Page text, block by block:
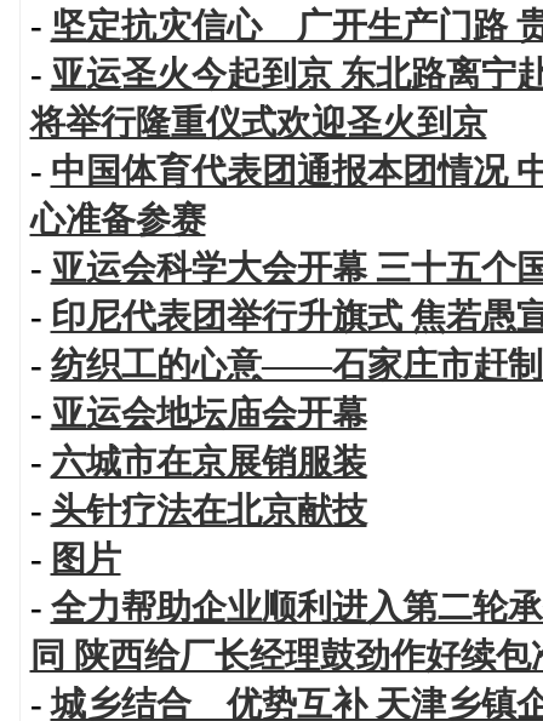
- 坚定抗灾信心 广开生产门路
- 亚运圣火今起到京 东北路离
将举行隆重仪式欢迎圣火到京
- 中国体育代表团通报本团情况
心准备参赛
- 亚运会科学大会开幕 三十五个
- 印尼代表团举行升旗式 焦若愚
- 纺织工的心意——石家庄市赶
- 亚运会地坛庙会开幕
- 六城市在京展销服装
- 头针疗法在北京献技
- 图片
- 全力帮助企业顺利进入第二轮
同 陕西给厂长经理鼓劲作好续包
-城乡结合 优势互补 天津乡镇